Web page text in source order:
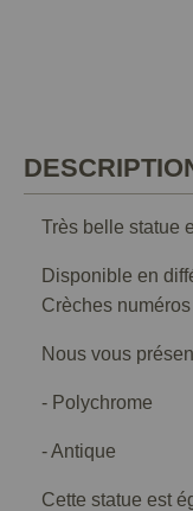
Très belle statue
Disponible en
Crèches
Nous vous
- Polychrome
- Antique
Cette statue est